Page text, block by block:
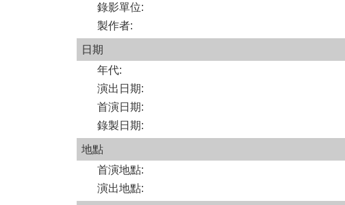
錄影單位:
製作者:
日期
年代:
演出日期:
首演日期:
錄製日期:
地點
首演地點:
演出地點: